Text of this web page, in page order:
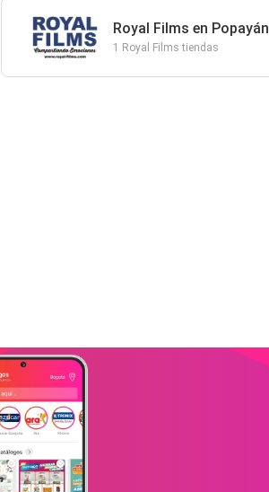
Royal Films en Popayán
1 Royal Films tiendas